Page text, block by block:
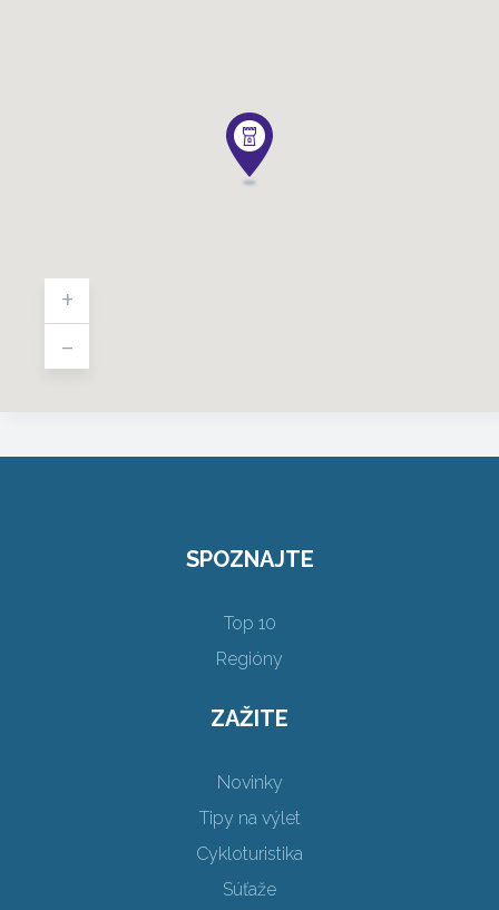
+
-
SPOZNAJTE
Top 10
Regióny
ZAŽITE
Novinky
Tipy na výlet
Cykloturistika
Súťaže